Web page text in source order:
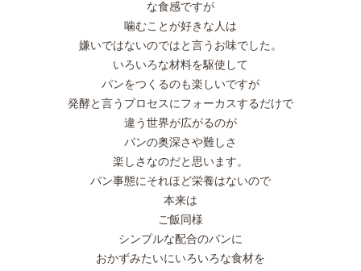
な食感ですが
噛むことが好きな人は
嫌いではないのではと言うお味でした。
いろいろな材料を駆使して
パンをつくるのも楽しいですが
発酵と言うプロセスにフォーカスするだけで
違う世界が広がるのが
パンの奥深さや難しさ
楽しさなのだと思います。
パン事態にそれほど栄養はないので
本来は
ご飯同様
シンプルな配合のパンに
おかずみたいにいろいろな食材を